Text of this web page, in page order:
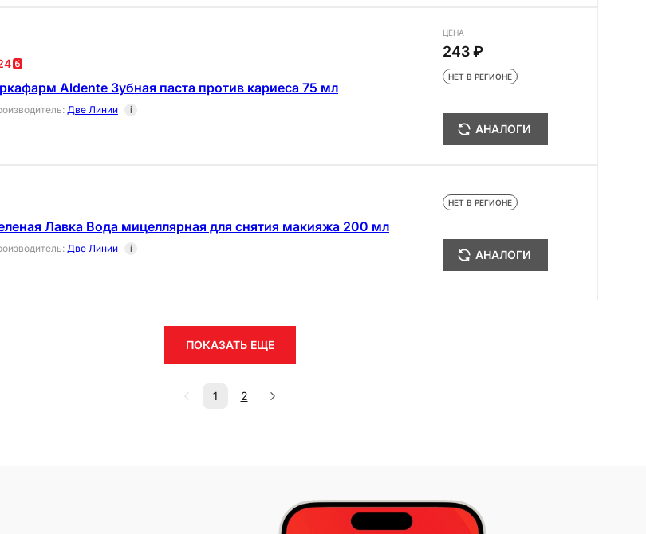
Aldente Зубная паста против кариеса 75 мл
: Две Линии i
ЦЕНА
243 ₽
НЕТ В РЕГИОНЕ
АНАЛОГИ
Лавка Вода мицеллярная для снятия макияжа 200 мл
: Две Линии i
НЕТ В РЕГИОНЕ
АНАЛОГИ
ПОКАЗАТЬ ЕЩЕ
1 2